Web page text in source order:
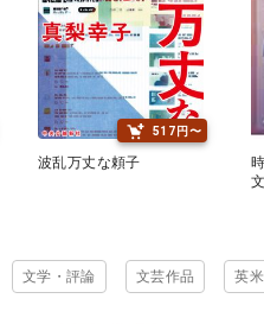
517円〜
波乱万丈な頼子
文学・評論 文芸作品 英